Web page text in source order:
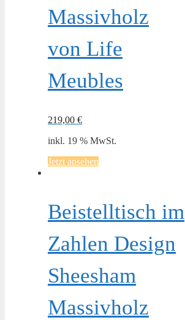
Massivholz
von Life
Meubles
219,00 €
inkl. 19 % MwSt.
Jetzt ansehen
Beistelltisch im
Zahlen Design
Sheesham
Massivholz